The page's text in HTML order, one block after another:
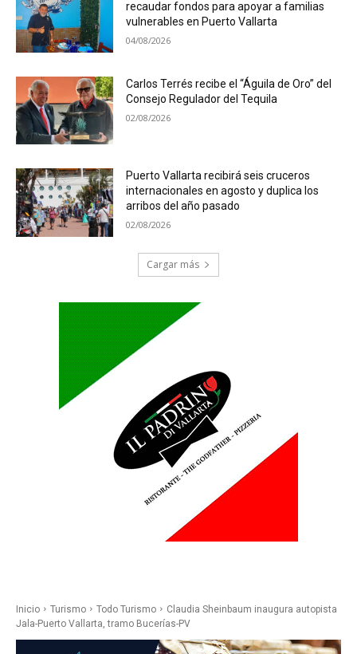
recaudar fondos para apoyar a familias
vulnerables en Puerto Vallarta
04/08/2026
Carlos Terrés recibe el “Águila de Oro” del
Consejo Regulador del Tequila
02/08/2026
Puerto Vallarta recibirá seis cruceros
internacionales en agosto y duplica los
arribos del año pasado
02/08/2026
Cargar más